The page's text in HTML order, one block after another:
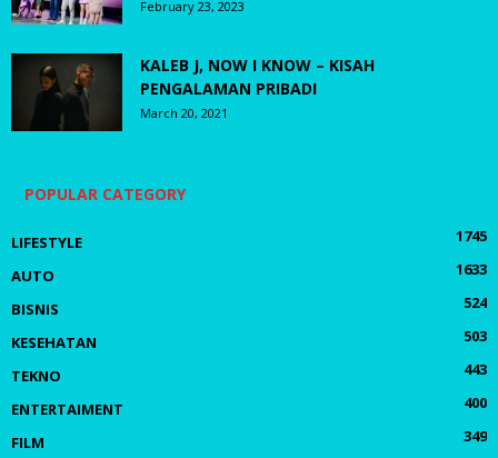
February 23, 2023
KALEB J, NOW I KNOW – KISAH
PENGALAMAN PRIBADI
March 20, 2021
POPULAR CATEGORY
LIFESTYLE
1745
AUTO
1633
BISNIS
524
KESEHATAN
503
TEKNO
443
ENTERTAIMENT
400
FILM
349